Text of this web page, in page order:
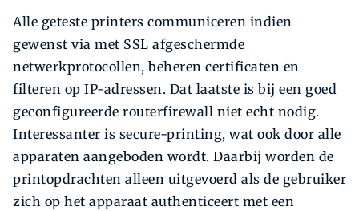
Alle geteste printers communiceren indien
gewenst via met SSL afgeschermde
netwerkprotocollen, beheren certificaten en
filteren op IP-adressen. Dat laatste is bij een goed
geconfigureerde routerfirewall niet echt nodig.
Interessanter is secure-printing, wat ook door alle
apparaten aangeboden wordt. Daarbij worden de
printopdrachten alleen uitgevoerd als de gebruiker
zich op het apparaat authenticeert met een